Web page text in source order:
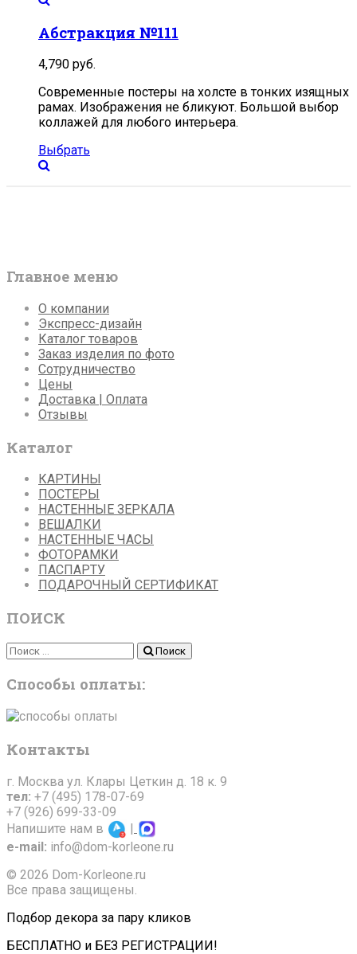
Абстракция №111
4,790 руб.
Современные постеры на холсте в тонких изящных
рамах. Изображения не бликуют. Большой выбор
коллажей для любого интерьера.
Выбрать
Главное меню
О компании
Экспресс-дизайн
Каталог товаров
Заказ изделия по фото
Сотрудничество
Цены
Доставка | Оплата
Отзывы
Каталог
КАРТИНЫ
ПОСТЕРЫ
НАСТЕННЫЕ ЗЕРКАЛА
ВЕШАЛКИ
НАСТЕННЫЕ ЧАСЫ
ФОТОРАМКИ
ПАСПАРТУ
ПОДАРОЧНЫЙ СЕРТИФИКАТ
ПОИСК
Поиск Поиск
Способы оплаты:
Контакты
г. Москва ул. Клары Цеткин д. 18 к. 9
тел: +7 (495) 178-07-69
+7 (926) 699-33-09
Напишите нам в
|
e-mail: info@dom-korleone.ru
© 2026 Dom-Korleone.ru
Все права защищены.
Подбор декора за пару кликов
БЕСПЛАТНО и БЕЗ РЕГИСТРАЦИИ!